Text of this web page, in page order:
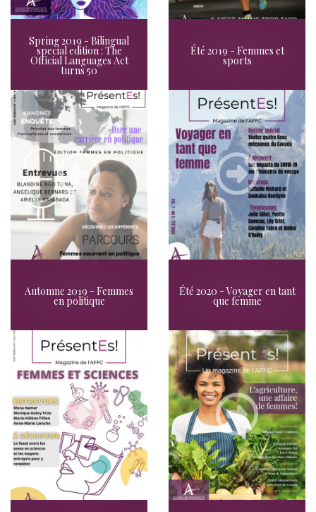
Spring 2019 - Bilingual
special edition : The
Official Languages Act
turns 50
Été 2019 - Femmes et
sports
Automne 2019 - Femmes
en politique
Été 2020 - Voyager en tant
que femme